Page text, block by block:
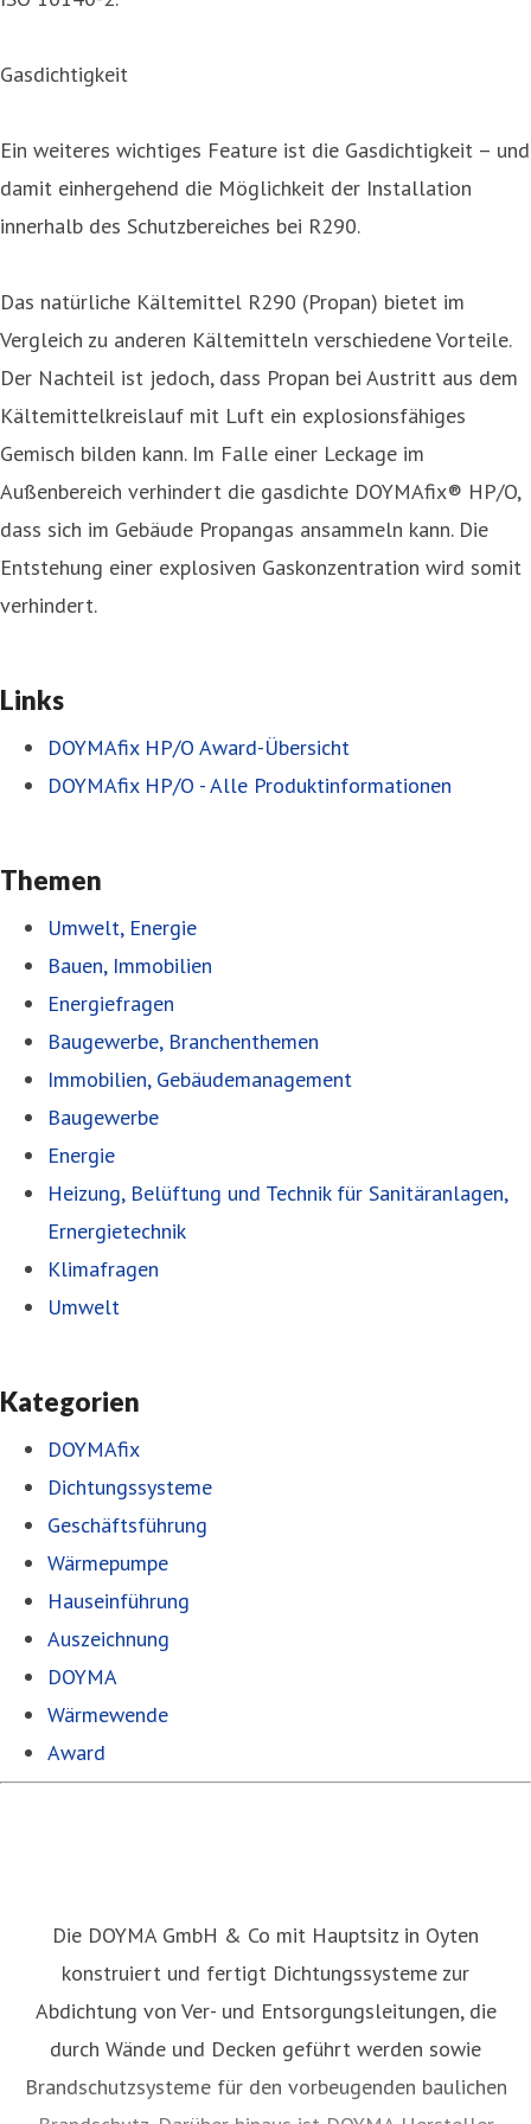
Gasdichtigkeit
Ein weiteres wichtiges Feature ist die Gasdichtigkeit – und
damit einhergehend die Möglichkeit der Installation
innerhalb des Schutzbereiches bei R290.
Das natürliche Kältemittel R290 (Propan) bietet im
Vergleich zu anderen Kältemitteln verschiedene Vorteile.
Der Nachteil ist jedoch, dass Propan bei Austritt aus dem
Kältemittelkreislauf mit Luft ein explosionsfähiges
Gemisch bilden kann. Im Falle einer Leckage im
Außenbereich verhindert die gasdichte DOYMAfix® HP/O,
dass sich im Gebäude Propangas ansammeln kann. Die
Entstehung einer explosiven Gaskonzentration wird somit
verhindert.
Links
DOYMAfix HP/O Award-Übersicht
DOYMAfix HP/O - Alle Produktinformationen
Themen
Umwelt, Energie
Bauen, Immobilien
Energiefragen
Baugewerbe, Branchenthemen
Immobilien, Gebäudemanagement
Baugewerbe
Energie
Heizung, Belüftung und Technik für Sanitäranlagen,
Ernergietechnik
Klimafragen
Umwelt
Kategorien
DOYMAfix
Dichtungssysteme
Geschäftsführung
Wärmepumpe
Hauseinführung
Auszeichnung
DOYMA
Wärmewende
Award
Die DOYMA GmbH & Co mit Hauptsitz in Oyten
konstruiert und fertigt Dichtungssysteme zur
Abdichtung von Ver- und Entsorgungsleitungen, die
durch Wände und Decken geführt werden sowie
Brandschutzsysteme für den vorbeugenden baulichen